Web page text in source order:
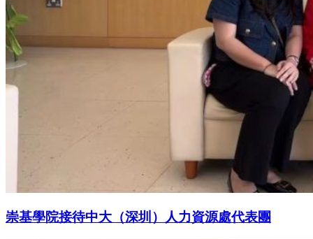
崇基學院接待中大（深圳）人力資源處代表團